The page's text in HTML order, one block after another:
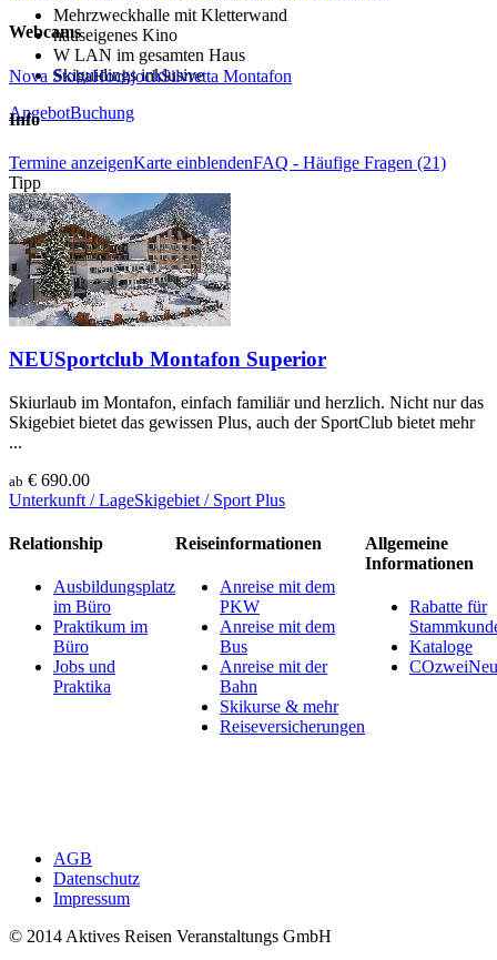
Mehrzweckhalle mit Kletterwand
hauseigenes Kino
W LAN im gesamten Haus
Skiguidings inklusive
AngebotBuchung
Webcams
Nova StobaHochjochSilvretta Montafon
Info
Termine anzeigenKarte einblendenFAQ - Häufige Fragen (21)
Tipp
NEUSportclub Montafon Superior
Skiurlaub im Montafon, einfach familiär und herzlich. Nicht nur das
Skigebiet bietet das gewissen Plus, auch der SportClub bietet mehr
...
ab € 690.00
Unterkunft / LageSkigebiet / Sport Plus
Relationship
Ausbildungsplatz
im Büro
Praktikum im
Büro
Jobs und
Praktika
Reiseinformationen
Anreise mit dem
PKW
Anreise mit dem
Bus
Anreise mit der
Bahn
Skikurse & mehr
Reiseversicherungen
Allgemeine
Informationen
Rabatte für
Kataloge
AGB
Datenschutz
Impressum
© 2014 Aktives Reisen Veranstaltungs GmbH